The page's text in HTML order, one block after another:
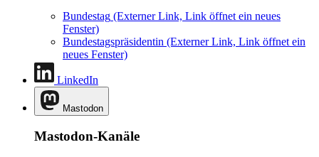
Bundestag (Externer Link, Link öffnet ein neues
Fenster)
Bundestagspräsidentin (Externer Link, Link öffnet ein
neues Fenster)
LinkedIn
Mastodon
Mastodon-Kanäle